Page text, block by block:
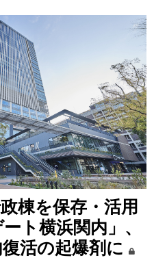
棟を保存・活用
ト横浜関内」、
活の起爆剤に